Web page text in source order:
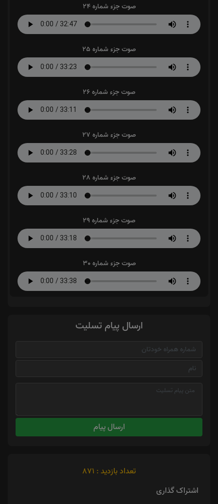
صوت جزء شماره 24
صوت جزء شماره 25
صوت جزء شماره 26
صوت جزء شماره 27
صوت جزء شماره 28
صوت جزء شماره 29
صوت جزء شماره 30
ارسال پیام تسلیت
ارسال پیام
تعداد بازدید : 871
اشتراک گذاری